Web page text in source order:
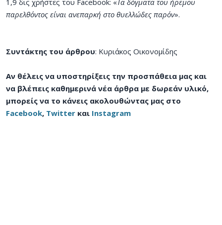
παρελθόντος είναι ανεπαρκή στο θυελλώδες παρόν».
Συντάκτης του άρθρου: Κυριάκος Οικονομίδης
Αν θέλεις να υποστηρίξεις την προσπάθεια μας και
να βλέπεις καθημερινά νέα άρθρα με δωρεάν υλικό,
μπορείς να το κάνεις ακολουθώντας μας στο
Facebook, Twitter και Instagram